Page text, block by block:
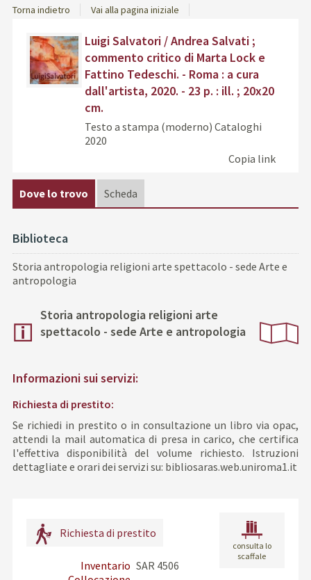
Torna indietro Vai alla pagina iniziale
del
documento
Copia link
Luigi Salvatori / Andrea Salvati ;
commento critico di Marta Lock e
Fattino Tedeschi. - Roma : a cura
dall'artista, 2020. - 23 p. : ill. ; 20x20
cm.
Testo a stampa (moderno)Cataloghi
2020
Dove lo trovo Scheda
Biblioteca
Storia antropologia religioni arte spettacolo - sede Arte e
antropologia
Storia antropologia religioni arte
spettacolo - sede Arte e antropologia
Informazioni sui servizi:
Richiesta di prestito:
Se richiedi in prestito o in consultazione un libro via opac,
attendi la mail automatica di presa in carico, che certifica
l'effettiva disponibilità del volume richiesto. Istruzioni
dettagliate e orari dei servizi su: bibliosaras.web.uniroma1.it
Richiesta di prestito
Inventario SAR 4506
consulta lo
scaffale